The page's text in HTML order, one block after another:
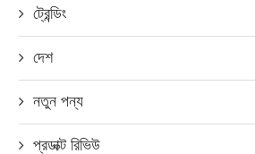
ট্রেন্ডিং
দেশ
নতুন পন্য
প্রডাক্ট রিভিউ